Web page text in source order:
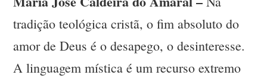
tradição teológica cristã, o fim absoluto do
amor de Deus é o desapego, o desinteresse.
A linguagem mística é um recurso extremo